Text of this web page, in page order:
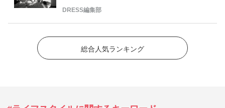
DRESS編集部
総合人気ランキング